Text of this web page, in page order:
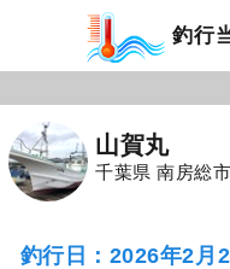
釣行
山賀丸
千葉県 南房総
釣行日：2026年2月